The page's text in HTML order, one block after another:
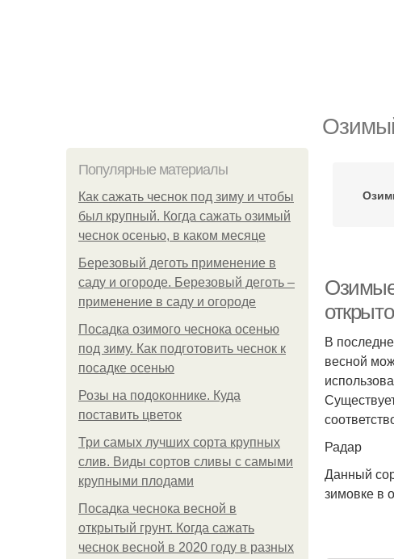
Популярные материалы
Как сажать чеснок под зиму и чтобы
был крупный. Когда сажать озимый
чеснок осенью, в каком месяце
Березовый деготь применение в
саду и огороде. Березовый деготь –
применение в саду и огороде
Посадка озимого чеснока осенью
под зиму. Как подготовить чеснок к
посадке осенью
Розы на подоконнике. Куда
поставить цветок
Три самых лучших сорта крупных
слив. Виды сортов сливы с самыми
крупными плодами
Посадка чеснока весной в
открытый грунт. Когда сажать
чеснок весной в 2020 году в разных
Озимые
В
весной
Радар
Данный
зимовке в